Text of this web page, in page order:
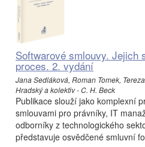
Softwarové smlouvy. Jejich
proces. 2. vydání
Jana Sedláková, Roman Tomek,
Hradský a kolektiv - C. H. Beck
Publikace slouží jako komplexní
smlouvami pro právníky, IT
odborníky z technologického
představuje osvědčené smluvní